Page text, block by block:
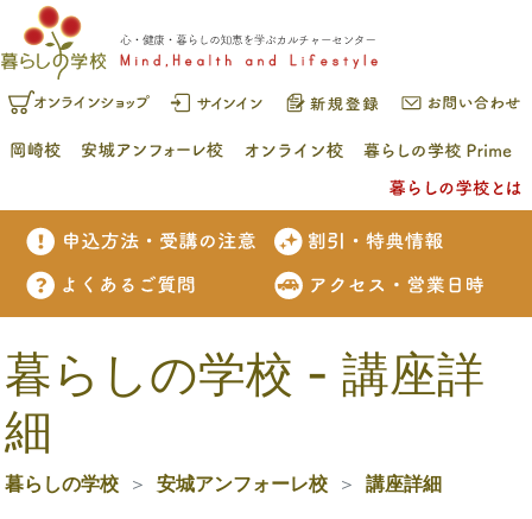
暮らしの学校 - 講座詳
細
暮らしの学校 安城アンフォーレ校 講座詳細